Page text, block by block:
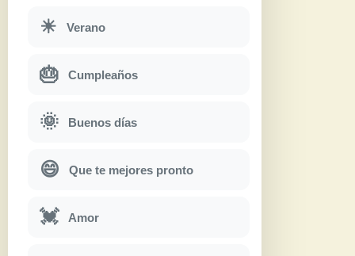
☀ Verano
🎂 Cumpleaños
🌞 Buenos días
😄 Que te mejores pronto
💓 Amor